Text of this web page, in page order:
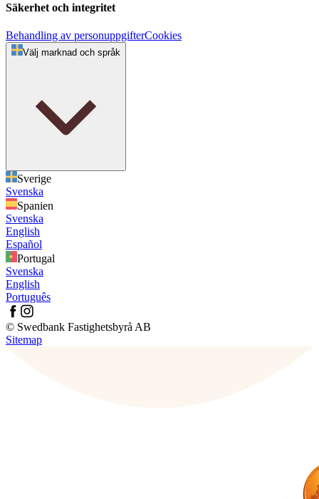
Säkerhet och integritet
Behandling av personuppgifterCookies
Välj marknad och språk
Sverige
Svenska
Spanien
Svenska
English
Español
Portugal
Svenska
English
Português
© Swedbank Fastighetsbyrå AB
Sitemap